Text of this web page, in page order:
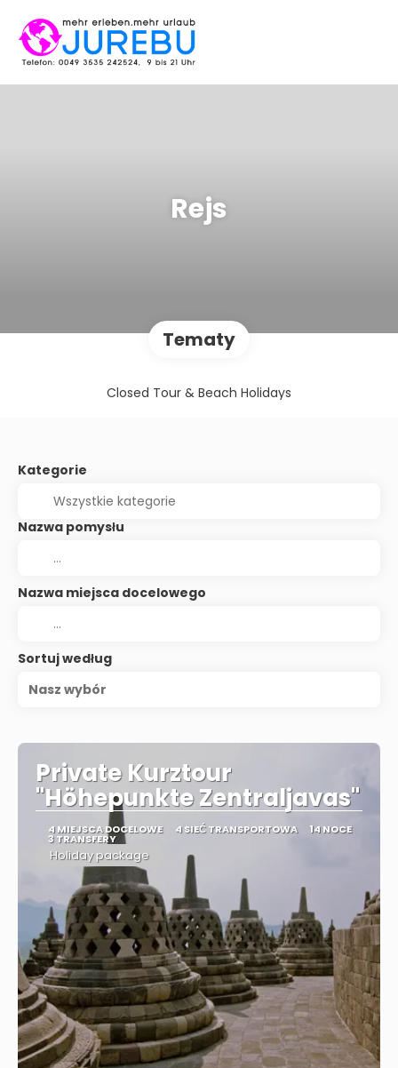
Rejs
Tematy
Closed Tour & Beach Holidays
Kategorie
Nazwa pomysłu
Nazwa miejsca docelowego
Sortuj według
Nasz wybór
Private Kurztour
"Höhepunkte Zentraljavas"
4 MIEJSCA DOCELOWE 4 SIEĆ TRANSPORTOWA 14 NOCE
3 TRANSFERY
Holiday package